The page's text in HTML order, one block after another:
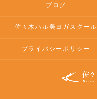
ブログ
佐々木ハル美ヨガスクール
プライバシーポリシー